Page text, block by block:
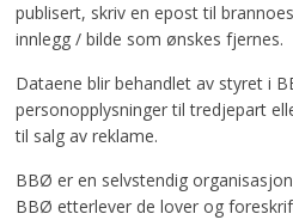
publisert, skriv en epost til
innlegg / bilde som ønskes fjernes.
Dataene blir behandlet av styret i
personopplysninger til tredjepart
til salg av reklame.
BBØ er en selvstendig
BBØ etterlever de lover og